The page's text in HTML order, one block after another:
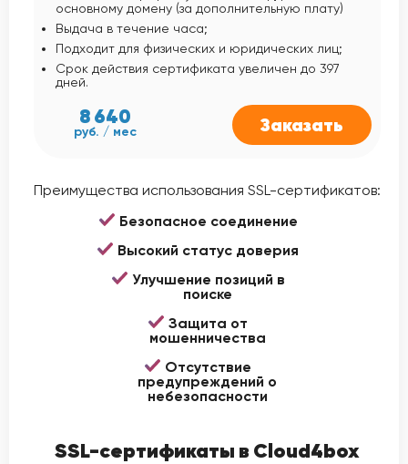
Заказать
основному домену (за дополнительную плату)
Выдача в течение часа;
Подходит для физических и юридических лиц;
Срок действия сертификата увеличен до 397
дней.
8 640
руб. / мес
Преимущества использования SSL-сертификатов:
Безопасное соединение
Высокий статус доверия
Улучшение позиций в
поиске
Защита от
мошенничества
Отсутствие
предупреждений о
небезопасности
SSL-сертификаты в Cloud4box